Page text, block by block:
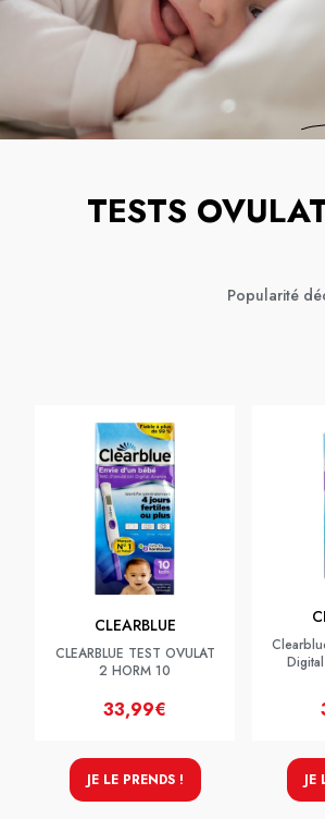
TESTS
CLEARBLUE
CLEARBLUE TEST OVULAT
2 HORM 10
33,99€
JE LE PRENDS ! JE